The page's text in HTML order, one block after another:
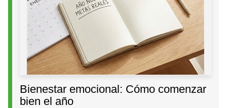
Bienestar emocional: Cómo comenzar
bien el año